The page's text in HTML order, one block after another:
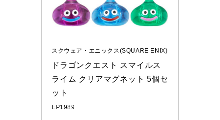
スクウェア・エニックス(SQUARE ENIX)
ドラゴンクエスト スマイルス
ライム クリアマグネット 5個セ
ット
EP1989